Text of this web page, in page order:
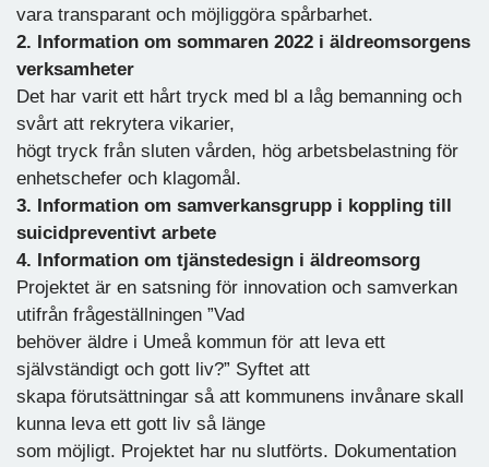
vara transparant och möjliggöra spårbarhet.
2. Information om sommaren 2022 i äldreomsorgens
verksamheter
Det har varit ett hårt tryck med bl a låg bemanning och
svårt att rekrytera vikarier,
högt tryck från sluten vården, hög arbetsbelastning för
enhetschefer och klagomål.
3. Information om samverkansgrupp i koppling till
suicidpreventivt arbete
4. Information om tjänstedesign i äldreomsorg
Projektet är en satsning för innovation och samverkan
utifrån frågeställningen ”Vad
behöver äldre i Umeå kommun för att leva ett
självständigt och gott liv?” Syftet att
skapa förutsättningar så att kommunens invånare skall
kunna leva ett gott liv så länge
som möjligt. Projektet har nu slutförts. Dokumentation